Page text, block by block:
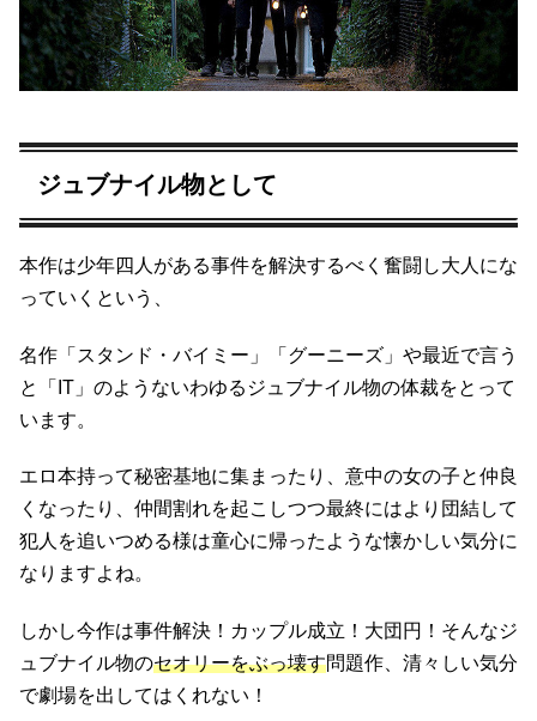
ジュブナイル物として
本作は少年四人がある事件を解決するべく奮闘し大人にな
っていくという、
名作「スタンド・バイミー」「グーニーズ」や最近で言う
と「IT」のようないわゆるジュブナイル物の体裁をとって
います。
エロ本持って秘密基地に集まったり、意中の女の子と仲良
くなったり、仲間割れを起こしつつ最終にはより団結して
犯人を追いつめる様は童心に帰ったような懐かしい気分に
なりますよね。
しかし今作は事件解決！カップル成立！大団円！そんなジ
ュブナイル物のセオリーをぶっ壊す問題作、清々しい気分
で劇場を出してはくれない！